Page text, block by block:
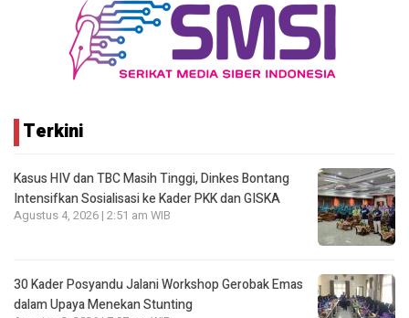
Terkini
Kasus HIV dan TBC Masih Tinggi, Dinkes Bontang
Intensifkan Sosialisasi ke Kader PKK dan GISKA
Agustus 4, 2026 | 2:51 am WIB
30 Kader Posyandu Jalani Workshop Gerobak Emas
dalam Upaya Menekan Stunting